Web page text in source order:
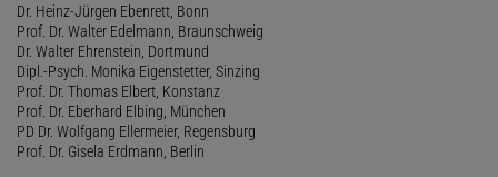
Dr. Heinz-Jürgen Ebenrett, Bonn
Prof. Dr. Walter Edelmann, Braunschweig
Dr. Walter Ehrenstein, Dortmund
Dipl.-Psych. Monika Eigenstetter, Sinzing
Prof. Dr. Thomas Elbert, Konstanz
Prof. Dr. Eberhard Elbing, München
PD Dr. Wolfgang Ellermeier, Regensburg
Prof. Dr. Gisela Erdmann, Berlin